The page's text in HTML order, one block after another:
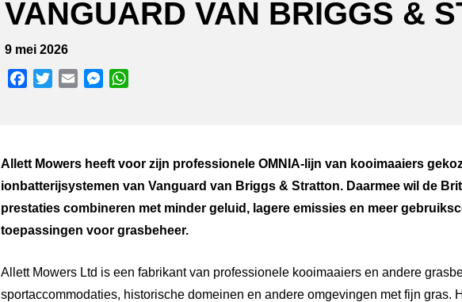
VANGUARD VAN BRIGGS &
9 mei 2026
Facebook
TwitterEmail Messenger
Allett Mowers heeft voor zijn professionele OMNIA-lijn van kooimaaiers
ionbatterijsystemen van Vanguard van Briggs & Stratton. Daarmee wil de
prestaties combineren met minder geluid, lagere emissies en meer
toepassingen voor grasbeheer.
Allett Mowers Ltd is een fabrikant van professionele kooimaaiers en andere
sportaccommodaties, historische domeinen en andere omgevingen met fijn gras.